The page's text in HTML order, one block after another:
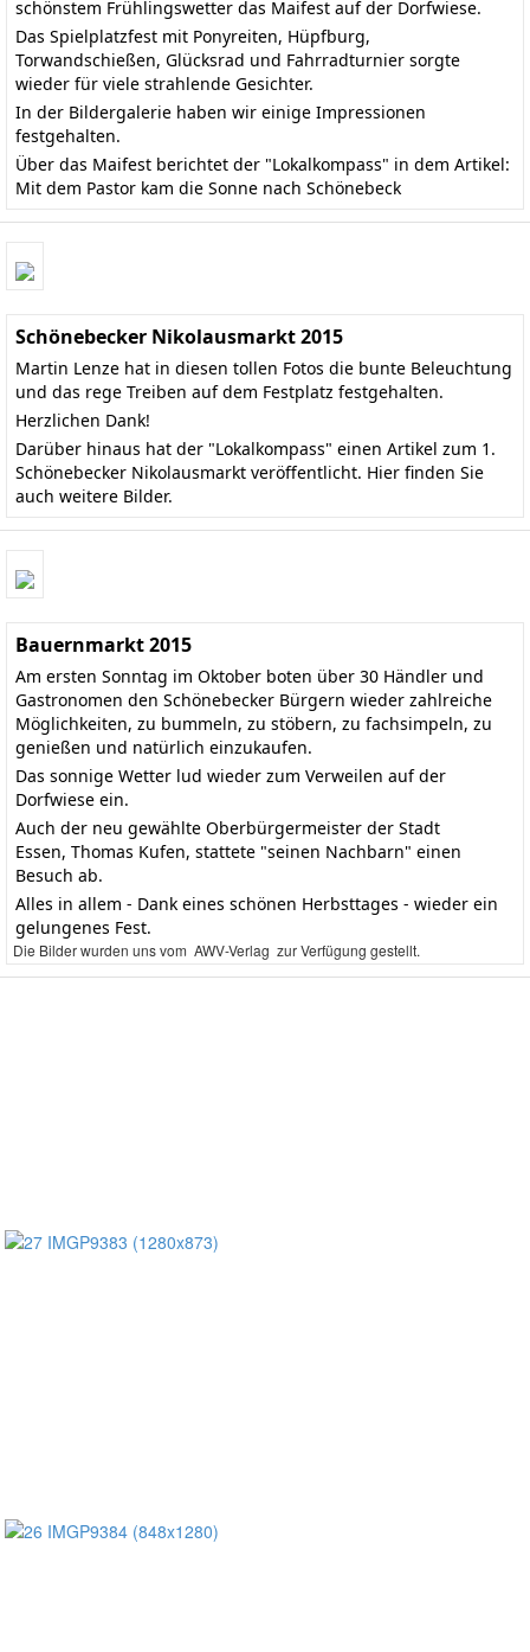
schönstem Frühlingswetter das Maifest auf der Dorfwiese.
Das Spielplatzfest mit Ponyreiten, Hüpfburg,
Torwandschießen, Glücksrad und Fahrradturnier sorgte
wieder für viele strahlende Gesichter.
In der Bildergalerie haben wir einige Impressionen
festgehalten.
Über das Maifest berichtet der "Lokalkompass" in dem Artikel:
Mit dem Pastor kam die Sonne nach Schönebeck
Schönebecker Nikolausmarkt 2015
Martin Lenze hat in diesen tollen Fotos die bunte Beleuchtung
und das rege Treiben auf dem Festplatz festgehalten.
Herzlichen Dank!
Darüber hinaus hat der "Lokalkompass" einen Artikel zum 1.
Schönebecker Nikolausmarkt veröffentlicht. Hier finden Sie
auch weitere Bilder.
Bauernmarkt 2015
Am ersten Sonntag im Oktober boten über 30 Händler und
Gastronomen den Schönebecker Bürgern wieder zahlreiche
Möglichkeiten, zu bummeln, zu stöbern, zu fachsimpeln, zu
genießen und natürlich einzukaufen.
Das sonnige Wetter lud wieder zum Verweilen auf der
Dorfwiese ein.
Auch der neu gewählte Oberbürgermeister der Stadt
Essen, Thomas Kufen, stattete "seinen Nachbarn" einen
Besuch ab.
Alles in allem - Dank eines schönen Herbsttages - wieder ein
gelungenes Fest.
Die Bilder wurden uns vom AWV-Verlag zur Verfügung gestellt.